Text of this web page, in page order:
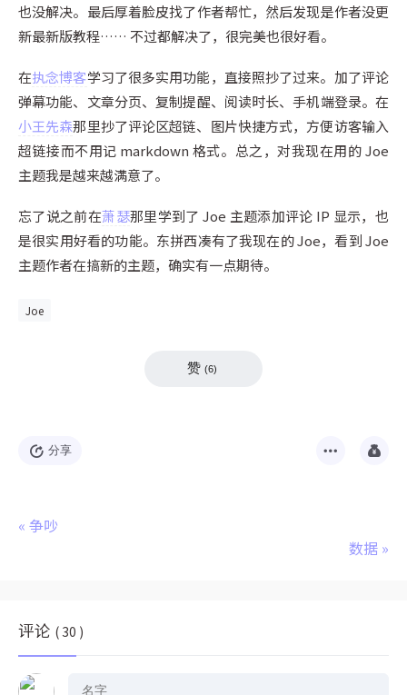
也没解决。最后厚着脸皮找了作者帮忙，然后发现是作者没更
新最新版教程…… 不过都解决了，很完美也很好看。
在执念博客学习了很多实用功能，直接照抄了过来。加了评论
弹幕功能、文章分页、复制提醒、阅读时长、手机端登录。在
小王先森那里抄了评论区超链、图片快捷方式，方便访客输入
超链接而不用记 markdown 格式。总之，对我现在用的 Joe
主题我是越来越满意了。
忘了说之前在萧瑟那里学到了 Joe 主题添加评论 IP 显示，也
是很实用好看的功能。东拼西凑有了我现在的 Joe，看到 Joe
主题作者在搞新的主题，确实有一点期待。
Joe
赞 (6)
分享
« 争吵
数据 »
评论 ( 30 )